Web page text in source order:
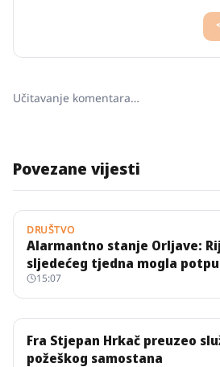
Učitavanje komentara…
Povezane vijesti
DRUŠTVO
Alarmantno stanje Orljave:
sljedećeg tjedna mogla
15:07
Fra Stjepan Hrkač preuzeo
požeškog samostana